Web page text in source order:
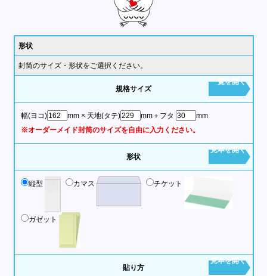
形状
封筒のサイズ・形状をご選択ください。
規格サイズ
一覧を開く
幅(ヨコ) mm× 天地(タテ) mm＋フタ
mm
※オーダーメイド封筒のサイズを自由に入力ください。
形状
見本を開く
縦型 カマス チケット
ガゼット
貼り方
見本を開く